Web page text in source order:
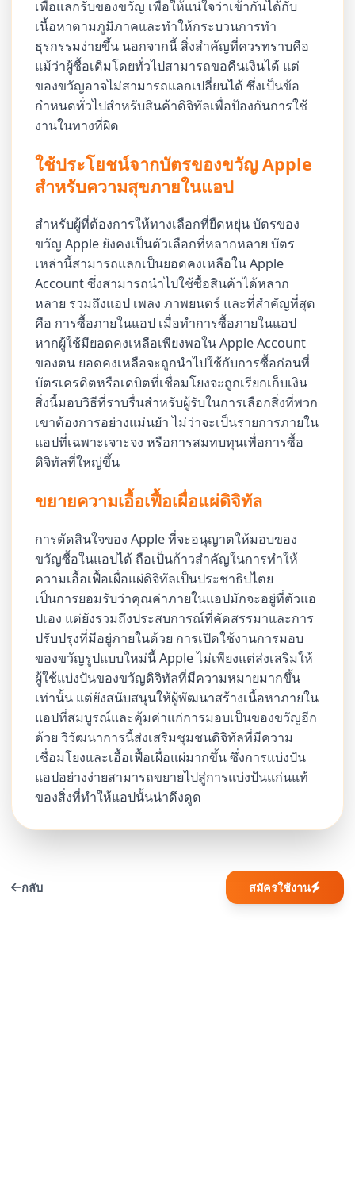
เพื่อแลกรับของขวัญ เพื่อให้แน่ใจว่าเข้ากันได้กับ
เนื้อหาตามภูมิภาคและทำให้กระบวนการทำ
ธุรกรรมง่ายขึ้น นอกจากนี้ สิ่งสำคัญที่ควรทราบคือ
แม้ว่าผู้ซื้อเดิมโดยทั่วไปสามารถขอคืนเงินได้ แต่
ของขวัญอาจไม่สามารถแลกเปลี่ยนได้ ซึ่งเป็นข้อ
กำหนดทั่วไปสำหรับสินค้าดิจิทัลเพื่อป้องกันการใช้
งานในทางที่ผิด
ใช้ประโยชน์จากบัตรของขวัญ Apple
สำหรับความสุขภายในแอป
สำหรับผู้ที่ต้องการให้ทางเลือกที่ยืดหยุ่น บัตรของ
ขวัญ Apple ยังคงเป็นตัวเลือกที่หลากหลาย บัตร
เหล่านี้สามารถแลกเป็นยอดคงเหลือใน Apple
Account ซึ่งสามารถนำไปใช้ซื้อสินค้าได้หลาก
หลาย รวมถึงแอป เพลง ภาพยนตร์ และที่สำคัญที่สุด
คือ การซื้อภายในแอป เมื่อทำการซื้อภายในแอป
หากผู้ใช้มียอดคงเหลือเพียงพอใน Apple Account
ของตน ยอดคงเหลือจะถูกนำไปใช้กับการซื้อก่อนที่
บัตรเครดิตหรือเดบิตที่เชื่อมโยงจะถูกเรียกเก็บเงิน
สิ่งนี้มอบวิธีที่ราบรื่นสำหรับผู้รับในการเลือกสิ่งที่พวก
เขาต้องการอย่างแม่นยำ ไม่ว่าจะเป็นรายการภายใน
แอปที่เฉพาะเจาะจง หรือการสมทบทุนเพื่อการซื้อ
ดิจิทัลที่ใหญ่ขึ้น
ขยายความเอื้อเฟื้อเผื่อแผ่ดิจิทัล
การตัดสินใจของ Apple ที่จะอนุญาตให้มอบของ
ขวัญซื้อในแอปได้ ถือเป็นก้าวสำคัญในการทำให้
ความเอื้อเฟื้อเผื่อแผ่ดิจิทัลเป็นประชาธิปไตย
เป็นการยอมรับว่าคุณค่าภายในแอปมักจะอยู่ที่ตัวแอ
ปเอง แต่ยังรวมถึงประสบการณ์ที่คัดสรรมาและการ
ปรับปรุงที่มีอยู่ภายในด้วย การเปิดใช้งานการมอบ
ของขวัญรูปแบบใหม่นี้ Apple ไม่เพียงแต่ส่งเสริมให้
ผู้ใช้แบ่งปันของขวัญดิจิทัลที่มีความหมายมากขึ้น
เท่านั้น แต่ยังสนับสนุนให้ผู้พัฒนาสร้างเนื้อหาภายใน
แอปที่สมบูรณ์และคุ้มค่าแก่การมอบเป็นของขวัญอีก
ด้วย วิวัฒนาการนี้ส่งเสริมชุมชนดิจิทัลที่มีความ
เชื่อมโยงและเอื้อเฟื้อเผื่อแผ่มากขึ้น ซึ่งการแบ่งปัน
แอปอย่างง่ายสามารถขยายไปสู่การแบ่งปันแก่นแท้
ของสิ่งที่ทำให้แอปนั้นน่าดึงดูด
กลับ สมัครใช้งาน